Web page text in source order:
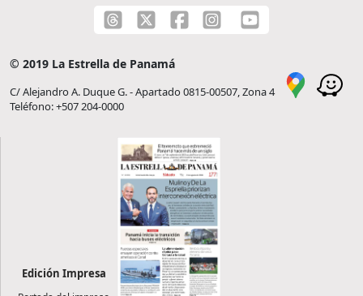
© 2019 La Estrella de Panamá
C/ Alejandro A. Duque G. - Apartado 0815-00507, Zona 4
Teléfono: +507 204-0000
Edición Impresa